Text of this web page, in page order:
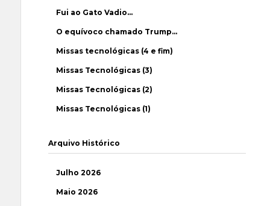
Fui ao Gato Vadio…
O equívoco chamado Trump…
Missas tecnológicas (4 e fim)
Missas Tecnológicas (3)
Missas Tecnológicas (2)
Missas Tecnológicas (1)
Arquivo Histórico
Julho 2026
Maio 2026